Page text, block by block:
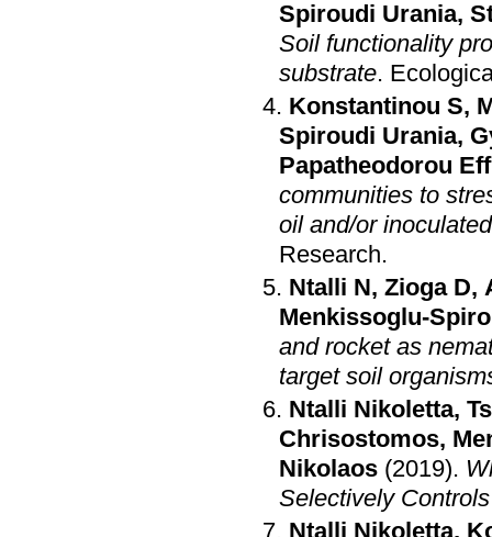
Spiroudi Urania,
Soil functionality
substrate.
Konstantinou S,
Spiroudi Urania,
Papatheodorou
communities to
oil and/or
Research.
Ntalli N, Zioga D,
Menkissoglu-
and rocket as
target soil
Ntalli Nikoletta,
Chrisostomos,
Nikolaos (2019).
Selectively
Ntalli Nikoletta,